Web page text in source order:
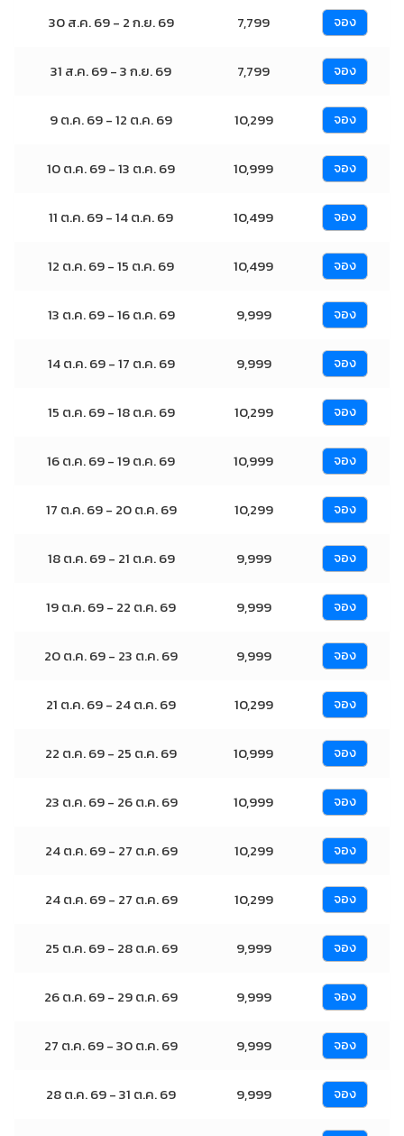
30 ส.ค. 69 - 2 ก.ย. 69 7,799 จอง
31 ส.ค. 69 - 3 ก.ย. 69 7,799 จอง
9 ต.ค. 69 - 12 ต.ค. 69 10,299 จอง
10 ต.ค. 69 - 13 ต.ค. 69 10,999 จอง
11 ต.ค. 69 - 14 ต.ค. 69 10,499 จอง
12 ต.ค. 69 - 15 ต.ค. 69 10,499 จอง
13 ต.ค. 69 - 16 ต.ค. 69 9,999 จอง
14 ต.ค. 69 - 17 ต.ค. 69 9,999 จอง
15 ต.ค. 69 - 18 ต.ค. 69 10,299 จอง
16 ต.ค. 69 - 19 ต.ค. 69 10,999 จอง
17 ต.ค. 69 - 20 ต.ค. 69 10,299 จอง
18 ต.ค. 69 - 21 ต.ค. 69 9,999 จอง
19 ต.ค. 69 - 22 ต.ค. 69 9,999 จอง
20 ต.ค. 69 - 23 ต.ค. 69 9,999 จอง
21 ต.ค. 69 - 24 ต.ค. 69 10,299 จอง
22 ต.ค. 69 - 25 ต.ค. 69 10,999 จอง
23 ต.ค. 69 - 26 ต.ค. 69 10,999 จอง
24 ต.ค. 69 - 27 ต.ค. 69 10,299 จอง
24 ต.ค. 69 - 27 ต.ค. 69 10,299 จอง
25 ต.ค. 69 - 28 ต.ค. 69 9,999 จอง
26 ต.ค. 69 - 29 ต.ค. 69 9,999 จอง
27 ต.ค. 69 - 30 ต.ค. 69 9,999 จอง
28 ต.ค. 69 - 31 ต.ค. 69 9,999 จอง